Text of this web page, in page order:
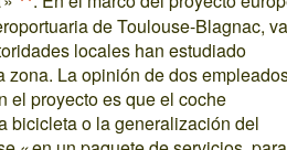
de Toulouse-Blagnac,
locales han estudiado
zona. La opinión de dos
el proyecto es que el coche
bicicleta o la generalización del